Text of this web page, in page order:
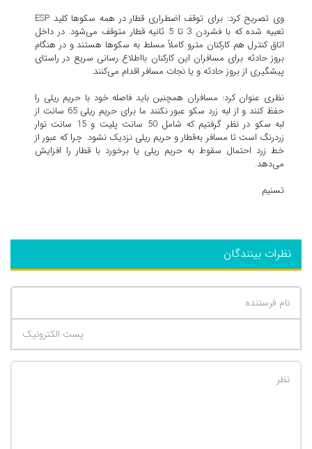
وی تصریح کرد: برای توقف اضطراری قطار در همه سکوها کلید ESP
تعبیه شده که با فشردن 3 تا 5 ثانیه قطار متوقف می‌شود. در داخل
اتاق کنترل هم کارکنان مترو کاملاً مسلط به سکوها هستند و در هنگام
بروز حادثه برای مسافران این کارکنان بااطلاع رسانی سریع در راستای
پیشگیری از بروز حادثه و یا نجات مسافر اقدام می‌کنند.
نظری عنوان کرد: مسافران همچنین باید فاصله خود با حریم ریلی را
حفظ کنند و از لبه زرد سکو عبور نکنند ما برای حریم ریلی 65 سانت از
لبه سکو در نظر گرفتیم که شامل 50 سانت پلیت و 15 سانت نوار
زردرنگ است تا مسافر به‌قطار و حریم ریلی نزدیک نشود. چرا که عبور از
خط زرد احتمال سقوط به حریم ریلی یا برخورد با قطار را افزایش
می‌دهد.
تسنیم
نظرات بینندگان